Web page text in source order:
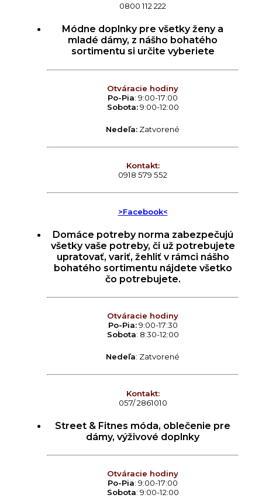
0800 112 222
Módne doplnky pre všetky ženy a
mladé dámy, z nášho bohatého
sortimentu si určite vyberiete
Otváracie hodiny
Po-Pia: 9:00-17:00
Sobota:9:00-12:00
Nedeľa: Zatvorené
Kontakt:
0918 579 552
>Facebook<
Domáce potreby norma zabezpečujú
všetky vaše potreby, či už potrebujete
upratovať, variť, žehliť v rámci nášho
bohatého sortimentu nájdete všetko
čo potrebujete.
Otváracie hodiny
Po-Pia:9:00-17:30
Sobota: 8:30-12:00
Nedeľa: Zatvorené
Kontakt:
057/ 2861010
Street & Fitnes móda, oblečenie pre
dámy, výživové doplnky
Otváracie hodiny
Po-Pia: 9:00-17:00
Sobota: 9:00-12:00